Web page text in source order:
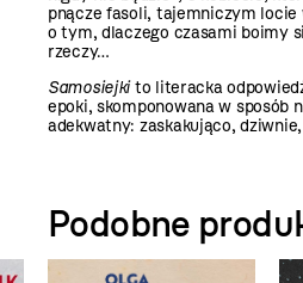
pnącze fasoli, tajemniczym locie
o tym, dlaczego czasami boimy
rzeczy…
Samosiejkito literacka
epoki, skomponowana w sposób
adekwatny: zaskakująco,
Podobne